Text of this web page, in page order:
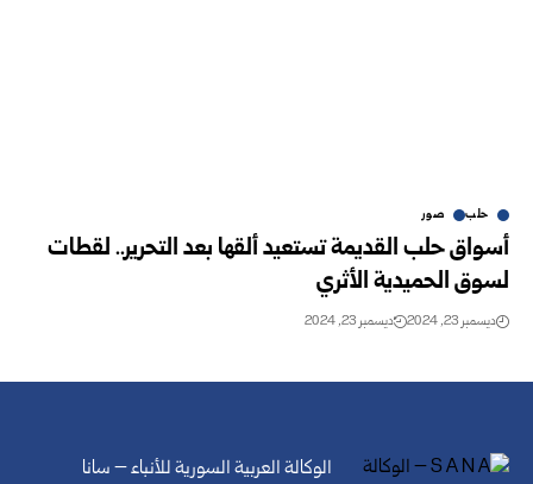
حلب صور
أسواق حلب القديمة تستعيد ألقها بعد التحرير.. لقطات
لسوق الحميدية الأثري
ديسمبر 23, 2024 ديسمبر 23, 2024
الوكالة العربية السورية للأنباء – سانا